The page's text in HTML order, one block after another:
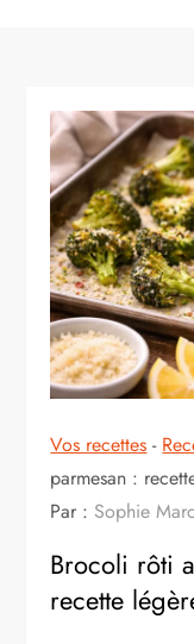
Vos recettes -
parmesan :
Par : Sophie
Brocoli rôti
recette